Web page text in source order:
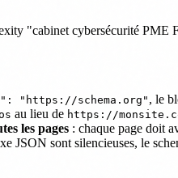
"cabinet cybersécurité
"https://schema.org" , le
au lieu de https://
les pages : chaque page doit
JSON sont silencieuses, le